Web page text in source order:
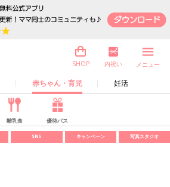
赤ちゃん・育児 妊活
SHOP 内祝い メニュー
離乳食 優待パス
SNS キャンペーン 写真スタジオ